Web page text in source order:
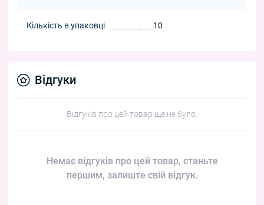
Кількість в упаковці 10
Відгуки
Відгуків про цей товар ще не було.
Немає відгуків про цей товар, станьте
першим, залиште свій відгук.